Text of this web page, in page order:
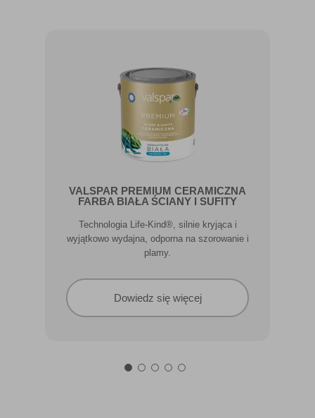
VALSPAR PREMIUM CERAMICZNA
FARBA BIAŁA ŚCIANY I SUFITY
Technologia Life-Kind®, silnie kryjąca i
wyjątkowo wydajna, odporna na szorowanie i
plamy.
Dowiedz się więcej